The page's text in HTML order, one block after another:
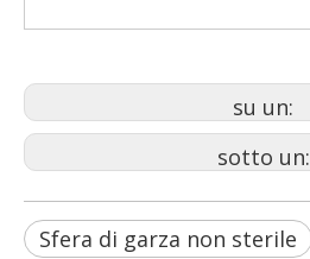
su un:
sotto un:
Sfera di garza non sterile